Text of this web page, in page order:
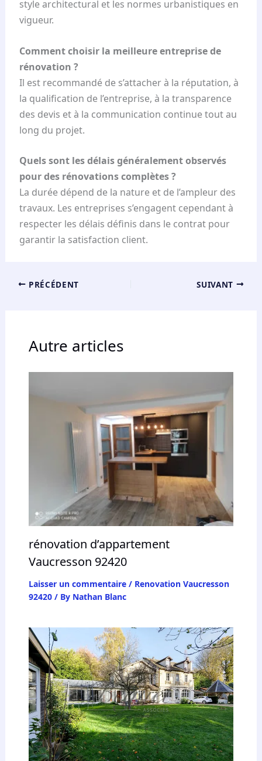
style architectural et les normes urbanistiques en
vigueur.
Comment choisir la meilleure entreprise de
rénovation ?
Il est recommandé de s’attacher à la réputation, à
la qualification de l’entreprise, à la transparence
des devis et à la communication continue tout au
long du projet.
Quels sont les délais généralement observés
pour des rénovations complètes ?
La durée dépend de la nature et de l’ampleur des
travaux. Les entreprises s’engagent cependant à
respecter les délais définis dans le contrat pour
garantir la satisfaction client.
PRÉCÉDENT SUIVANT
Autre articles
rénovation d’appartement
Vaucresson 92420
Laisser un commentaire / Renovation Vaucresson
92420/ By Nathan Blanc